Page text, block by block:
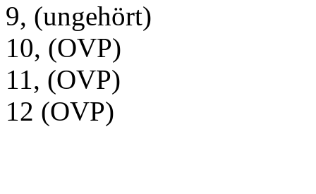
9, (ungehört)
10, (OVP)
11, (OVP)
12 (OVP)